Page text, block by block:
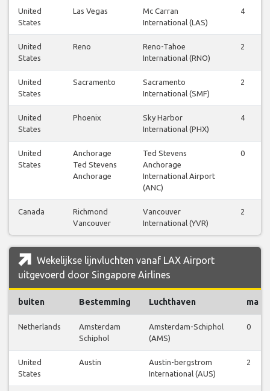
United
States
Las Vegas
Mc Carran
International (LAS)
4
United
States
Reno
Reno-Tahoe
International (RNO)
2
United
States
Sacramento
Sacramento
International (SMF)
2
United
States
Phoenix
Sky Harbor
International (PHX)
4
United
States
Anchorage
Ted Stevens
Anchorage
Ted Stevens
Anchorage
International Airport
(ANC)
0
Canada
Richmond
Vancouver
Vancouver
International (YVR)
2
Wekelijkse lijnvluchten vanaf LAX Airport
uitgevoerd door Singapore Airlines
buiten Bestemming Luchthaven ma
Netherlands
Amsterdam
Schiphol
Amsterdam-Schiphol
(AMS)
0
United
States
Austin
Austin-bergstrom
International (AUS)
2